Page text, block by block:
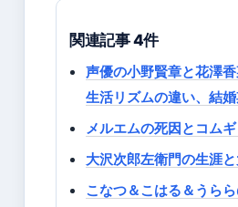
関連記事 4件
声優の小野賢章と花澤
生活リズムの違い、結
メルエムの死因とコム
大沢次郎左衛門の生涯
こなつ＆こはる＆うら